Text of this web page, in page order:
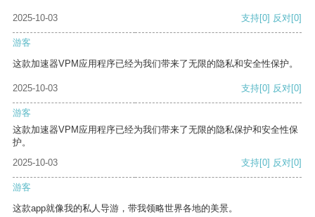
2025-10-03 支持[0] 反对[0]
游客
这款加速器VPM应用程序已经为我们带来了无限的隐私和安全性保护。
2025-10-03 支持[0] 反对[0]
游客
这款加速器VPM应用程序已经为我们带来了无限的隐私保护和安全性保
护。
2025-10-03
支持[0] 反对[0]
游客
这款app就像我的私人导游，带我领略世界各地的美景。